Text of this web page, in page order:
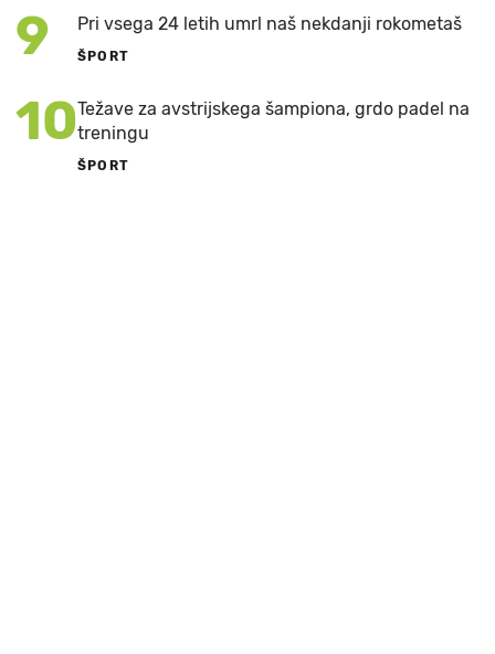
9 Pri vsega 24 letih umrl naš nekdanji rokometaš
ŠPORT
10Težave za avstrijskega šampiona, grdo padel na
treningu
ŠPORT